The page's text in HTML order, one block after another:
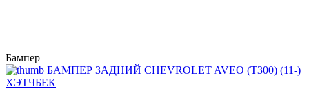
Бампер
БАМПЕР ЗАДНИЙ CHEVROLET AVEO (T300) (11-)
ХЭТЧБЕК